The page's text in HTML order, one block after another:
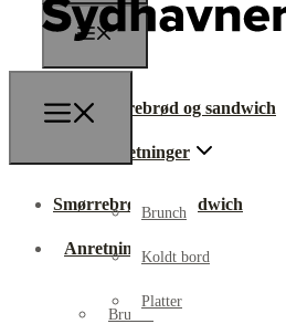
Smørrebrød og sandwich
Anretninger
Brunch
Koldt bord
Platter
Smørrebrød og sandwich
Anretninger
Brunch